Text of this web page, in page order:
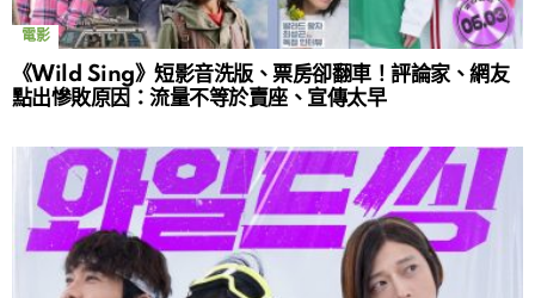
電影
《Wild Sing》短影音洗版、票房卻翻車！評論家、網友
點出慘敗原因：流量不等於賣座、宣傳太早